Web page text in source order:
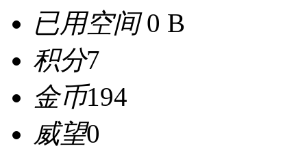
已用空间0 B
积分7
金币194
威望0